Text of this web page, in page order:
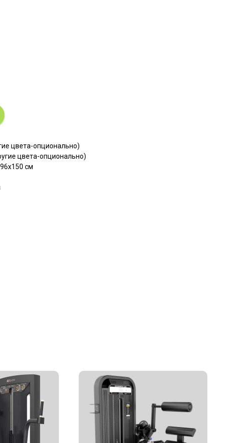
цвета-опционально)
цвета-опционально)
см